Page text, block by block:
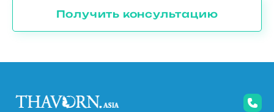
Получить консультацию